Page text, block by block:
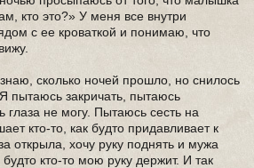
кто это?» У меня все внутри
с ее кроваткой и понимаю, что
сколько ночей прошло, но снилось
пытаюсь закричать, пытаюсь
глаза не могу. Пытаюсь сесть на
кто-то, как будто придавливает к
открыла, хочу руку поднять и мужа
кто-то мою руку держит. И так